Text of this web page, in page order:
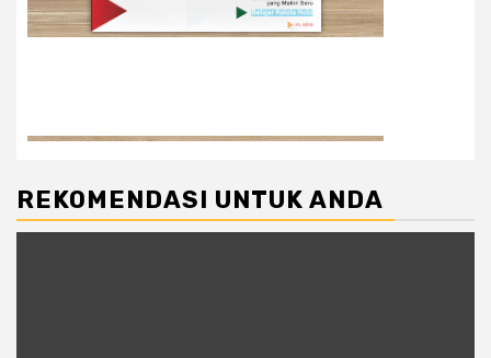
REKOMENDASI UNTUK ANDA